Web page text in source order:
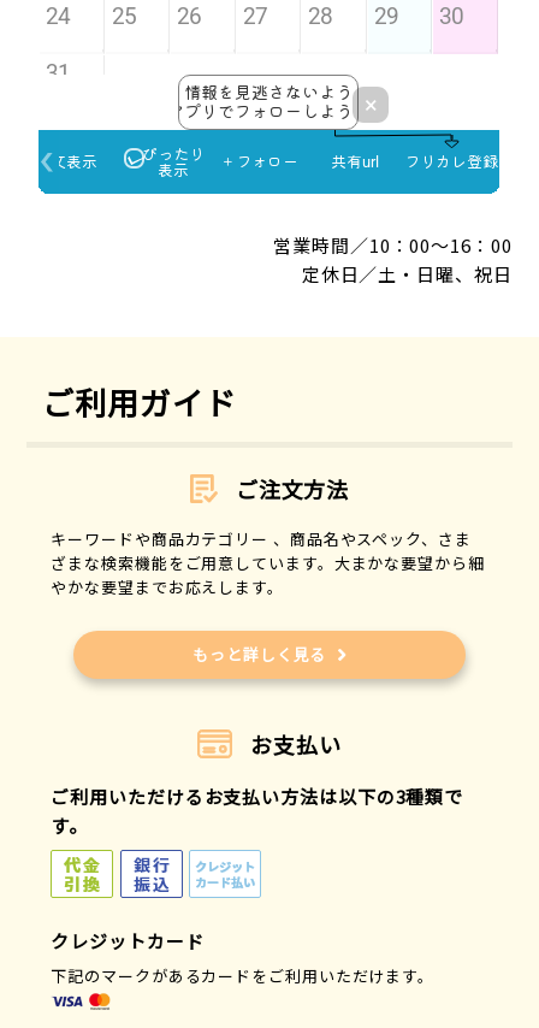
営業時間／10：00～16：00
定休日／土・日曜、祝日
ご利用ガイド
ご注文方法
キーワードや商品カテゴリー 、商品名やスペック、さま
ざまな検索機能をご用意しています。大まかな要望から細
やかな要望までお応えします。
もっと詳しく見る
お支払い
ご利用いただけるお支払い方法は以下の3種類で
す。
クレジットカード
下記のマークがあるカードをご利用いただけます。